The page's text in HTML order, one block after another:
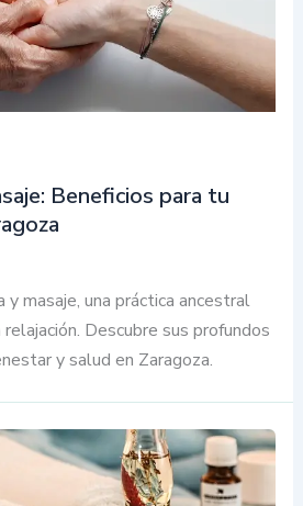
Beneficios para tu
y masaje, una práctica ancestral
Descubre sus profundos
y salud en Zaragoza.